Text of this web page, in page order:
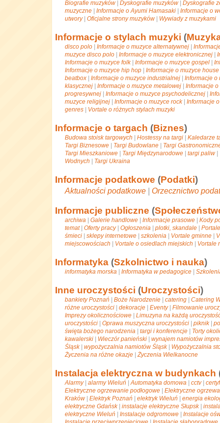
Biografie muzyków| Dyskografie muzyków| Dyskografie
muzyczne
Informacje o Ayumi Hamasaki
Informacje o
utwory| Oficjalne strony muzyków| Wywiady z muzykami
Informacje o stylach muzyki (
disco polo Informacje o muzyce alternatywnej
muzyce disco polo
Informacje o muzyce elektronicznej
Informacje o muzyce folk| Informacje o muzyce gospel
Informacje o muzyce hip hop
Informacje o muzyce house
beatbox
Informacje o muzyce industrialnej
Informacje o
klasycznej
Informacje o muzyce metalowej
Informacje
progresywnej
Informacje o muzyce psychodelicznej
muzyce religijnej
Informacje o muzyce rock| Informacje
genres
Vortale o różnych stylach muzyki
Informacje o targach (Biznes)
Budowa stoisk targowych Hostessy na targi
Kaledarze
Targi Biznesowe
Targi Budowlane
Targi
Targi Mieszkaniowe
Targi Międzynarodowe targi paliw|
Wodnych
Targi Ukraina
Informacje podatkowe (Podatki)
Aktualności podatkowe | Orzecznictwo
Informacje publiczne (
archiwa Galerie handlowe Informacje prasowe
Kody
temat| Oferty pracy| Ogłoszenia plotki, skandale
śmieci
sklepy internetowe szkolenia Vortale gminne
miejscowościach
Vortale o osiedlach miejskich Vortale
Informatyka (Szkolnictwo i nauka)
informatyka morska Informatyka w pedagogice
Inne uroczystości (Uroczystości)
bankiety Poznań Boże Narodzenie catering
Catering
różne uroczystości
dekoracje Eventy| Filmowanie
Imprezy okolicznościowe
Limuzyna na każdą
uroczystości
Oprawa muszyczna uroczystości piknik|
święta bożego narodzenia
targi i konferencje
Torty
kawalerski
Wieczór panieński
wynajem namiotów
Śląsk| wypożyczalnia namiotów Śląsk| Wypożyczalnia
Życzenia na różne okazje |Życzenia Wielkanocne
Instalacja elektryczna w budynkach
Alarmy| alarmy Wieluń |Automatyka domowa cctv|
Elektryczne ogrzewanie podłogowe
Elektryczne
Kraków| Elektryk Poznań elektryk Wieluń
energia
elektryczne Gdańsk| instalacje elektryczne Słupsk|
elektryczne Wieluń
Instalacje odgromowe
Instalacje